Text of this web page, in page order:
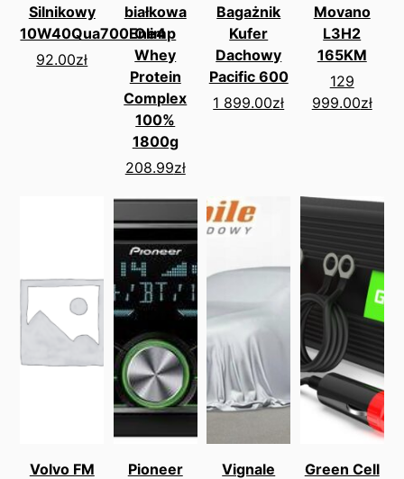
Silnikowy
10W40Qua700Ene4
92.00zł
białkowa
Olimp
Whey
Protein
Complex
100%
1800g
208.99zł
Bagażnik
Kufer
Dachowy
Pacific 600
1 899.00zł
Movano
L3H2
165KM
129
999.00zł
Volvo FM
Pioneer
Vignale
Green Cell